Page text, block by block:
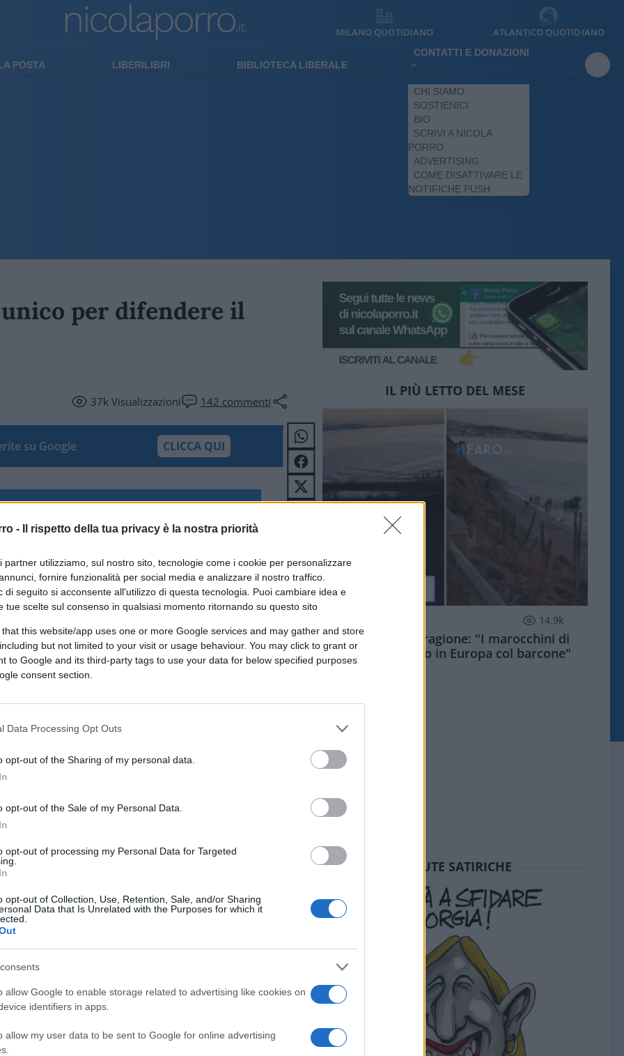
- Il rispetto della tua privacy è la nostra priorità
partner utilizziamo, sul nostro sito, tecnologie come i cookie per personalizzare
fornire funzionalità per social media e analizzare il nostro traffico.
di seguito si acconsente all'utilizzo di questa tecnologia. Puoi cambiare idea e
tue scelte sul consenso in qualsiasi momento ritornando su questo sito
that this website/app uses one or more Google services and may gather and store
but not limited to your visit or usage behaviour. You may click to grant or
to Google and its third-party tags to use your data for below specified purposes
consent section.
Data Processing Opt Outs
opt-out of the Sharing of my personal data.
opt-out of the Sale of my Personal Data.
opt-out of processing my Personal Data for Targeted
opt-out of Collection, Use, Retention, Sale, and/or Sharing
Data that Is Unrelated with the Purposes for which it
allow Google to enable storage related to advertising like cookies on
identifiers in apps.
allow my user data to be sent to Google for online advertising
MILANO QUOTIDIANO ATLANTICO QUOTIDIANO
POSTA LIBERILIBRI BIBLIOTECA LIBERALE
CONTATTI E DONAZIONI
CHI SIAMO
SOSTIENICI
BIO
SCRIVI A NICOLA
PORRO
ADVERTISING
COME DISATTIVARE LE
NOTIFICHE PUSH
per difendere il
37kVisualizzazioni 142 commenti
su Google CLICCA QUI
te lo rendo chiusurista: leggere Corsera.
Corsera s’interroga su cosa mangiano i
regioni e Salvini avrebbero
aprile. Sulle aperture, Forza Italia non
IL PIÙ LETTO DEL MESE
14.9k
Meloni aveva ragione: "I marocchini di
Ceuta sbarcano in Europa col barcone"
SEDUTE SATIRICHE